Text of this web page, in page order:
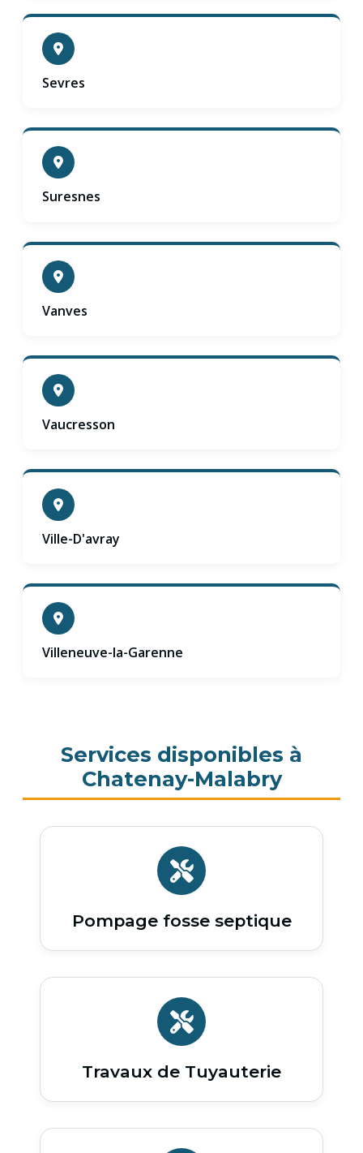
Sevres
Suresnes
Vanves
Vaucresson
Ville-D'avray
Villeneuve-la-Garenne
Services disponibles à
Chatenay-Malabry
Pompage fosse septique
Travaux de Tuyauterie